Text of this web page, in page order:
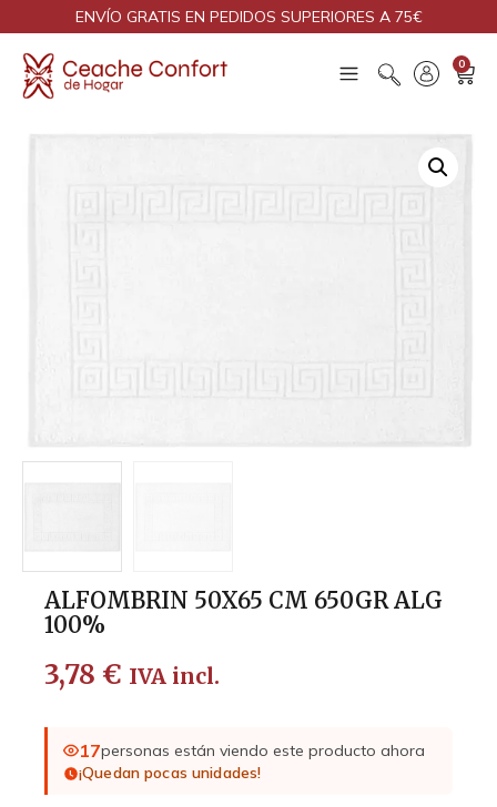
ENVÍO GRATIS EN PEDIDOS SUPERIORES A 75€
0
ALFOMBRIN 50X65 CM 650GR ALG
100%
3,78 € IVA incl.
17personas están viendo este producto ahora
¡Quedan pocas unidades!